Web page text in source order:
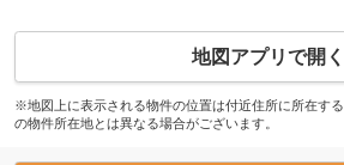
地図アプリで開く
※地図上に表示される物件の位置は付近住所に所在す
の物件所在地とは異なる場合がございます。